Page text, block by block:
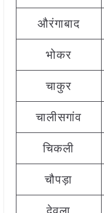
औरंगाबाद
भोकर
चाकुर
चालीसगांव
चिकली
चौपड़ा